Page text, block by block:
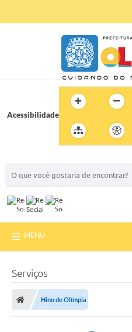
Acessibilidade
MENU
Serviços
Hino de Olímpia